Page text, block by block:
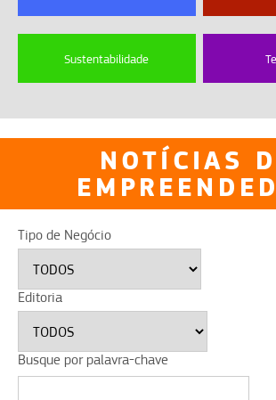
Sustentabilidade
NOTÍCIAS
Tipo de Negócio
Editoria
Busque por palavra-chave